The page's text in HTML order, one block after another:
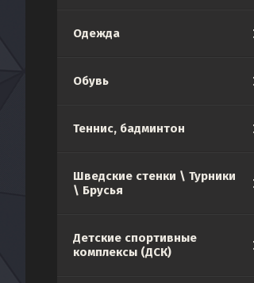
Одежда
Обувь
Теннис, бадминтон
Шведские стенки \ Турники
\ Брусья
Детские спортивные
комплексы (ДСК)